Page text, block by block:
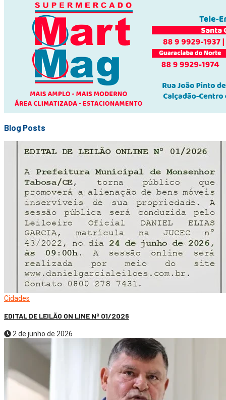
Blog Posts
Cidades
EDITAL DE LEILÃO ON LINE Nº 01/2026
2 de junho de 2026